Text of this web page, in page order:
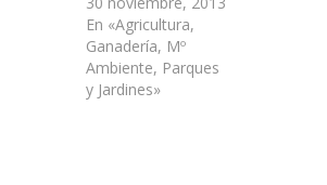
En «Agricultura,
Ganadería, Mº
Ambiente, Parques
y Jardines»